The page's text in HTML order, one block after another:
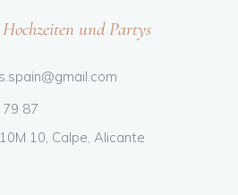
Hochzeiten und Partys
87
10, Calpe, Alicante